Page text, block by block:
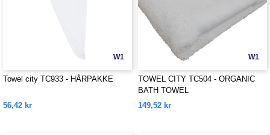
W1
Towel city TC933 - HÅRPAKKE
56,42 kr
W1
TOWEL CITY TC504 - ORGANIC
BATH TOWEL
149,52 kr